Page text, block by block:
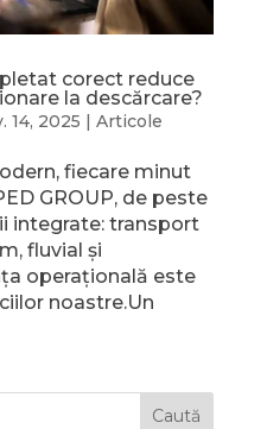
corect reduce
la descărcare?
14, 2025 | Articole
fiecare minut
GROUP, de peste
integrate: transport
fluvial și
operațională este
noastre.Un
Caută